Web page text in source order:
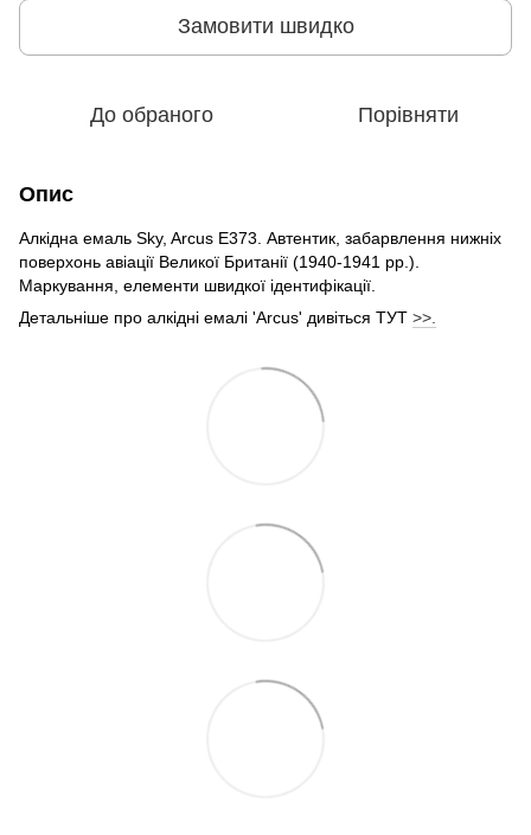
Замовити швидко
До обраного Порівняти
Опис
Алкідна емаль Sky, Arcus E373. Автентик, забарвлення нижніх
поверхонь авіації Великої Британії (1940-1941 рр.).
Маркування, елементи швидкої ідентифікації.
Детальніше про алкідні емалі 'Arcus' дивіться ТУТ >>.